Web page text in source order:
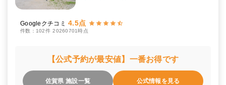
Googleクチコミ 4.5点
件数：102件 20260701時点
【公式予約が最安値】一番お得です
佐賀県 施設一覧 公式情報を見る